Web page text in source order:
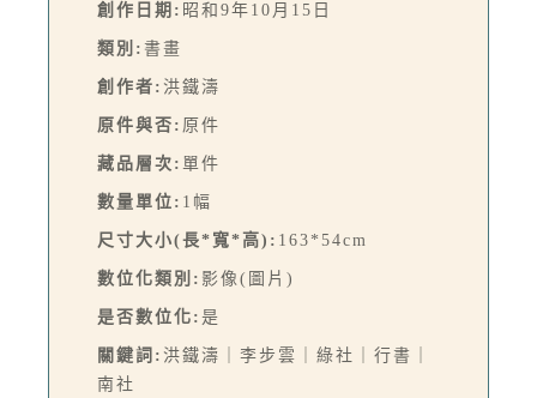
創作日期: 昭和9年10月15日
類別: 書畫
創作者: 洪鐵濤
原件與否: 原件
藏品層次: 單件
數量單位: 1幅
尺寸大小(長*寬*高): 163*54cm
數位化類別: 影像(圖片)
是否數位化: 是
關鍵詞: 洪鐵濤｜李步雲｜綠社｜行書｜
南社